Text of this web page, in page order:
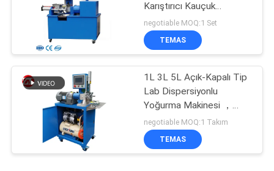
Karıştırıcı Kauçuk
Yoğurma Makinesi
negotiable MOQ:1 Set
TEMAS
1L 3L 5L Açık-Kapalı Tip
Lab Dispersiyonlu
Yoğurma Makinesi ，
Banbury Karıştırıcı
negotiable MOQ:1 Takım
TEMAS